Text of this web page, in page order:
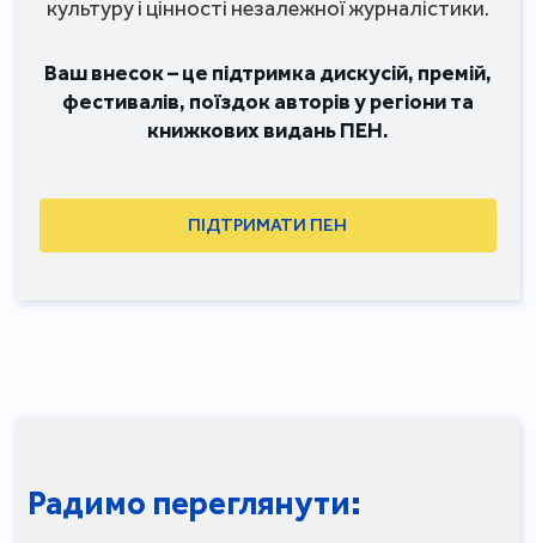
культуру і цінності незалежної журналістики.
Ваш внесок – це підтримка дискусій, премій,
фестивалів, поїздок авторів у регіони та
книжкових видань ПЕН.
ПІДТРИМАТИ ПЕН
Радимо переглянути: